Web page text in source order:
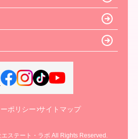
ポリシー サイトマップ
ステート・ラボ All Rights Reserved.